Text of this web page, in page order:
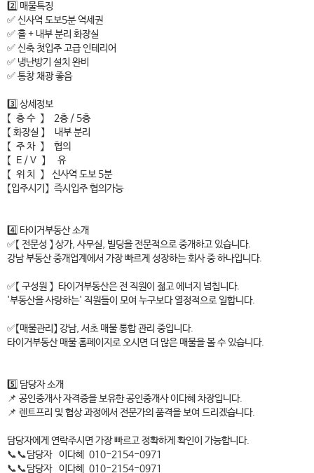
2️⃣ 매물특징
✅ 신사역 도보5분 역세권
✅ 홀 + 내부 분리 화장실
✅ 신축 첫입주 고급 인테리어
✅ 냉난방기 설치 완비
✅ 통창 채광 좋음
3️⃣ 상세정보
【 층 수 】 2층 / 5층
【 화장실 】 내부 분리
【 주 차 】 협의
【 E / V 】 유
【 위 치 】 신사역 도보 5분
【입주시기】 즉시입주 협의가능
4️⃣ 타이거부동산 소개
✅【 전문성 】 상가, 사무실, 빌딩을 전문적으로 중개하고 있습니다.
강남 부동산 중개업계에서 가장 빠르게 성장하는 회사 중 하나입니다.
✅【 구성원 】 타이거부동산은 전 직원이 젊고 에너지 넘칩니다.
'부동산을 사랑하는' 직원들이 모여 누구보다 열정적으로 일합니다.
✅【매물관리】 강남, 서초 매물 통합 관리 중입니다.
타이거부동산 매물 홈페이지로 오시면 더 많은 매물을 볼 수 있습니다.
5️⃣ 담당자 소개
📌 공인중개사 자격증을 보유한 공인중개사 이다혜 차장입니다.
📌 렌트프리 및 협상 과정에서 전문가의 품격을 보여 드리겠습니다.
담당자에게 연락주시면 가장 빠르고 정확하게 확인이 가능합니다.
📞📞담당자 이다혜 010-2154-0971
📞📞담당자 이다혜 010-2154-0971